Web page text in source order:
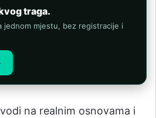
traga.
jednom mjestu, bez registracije i
na realnim osnovama i